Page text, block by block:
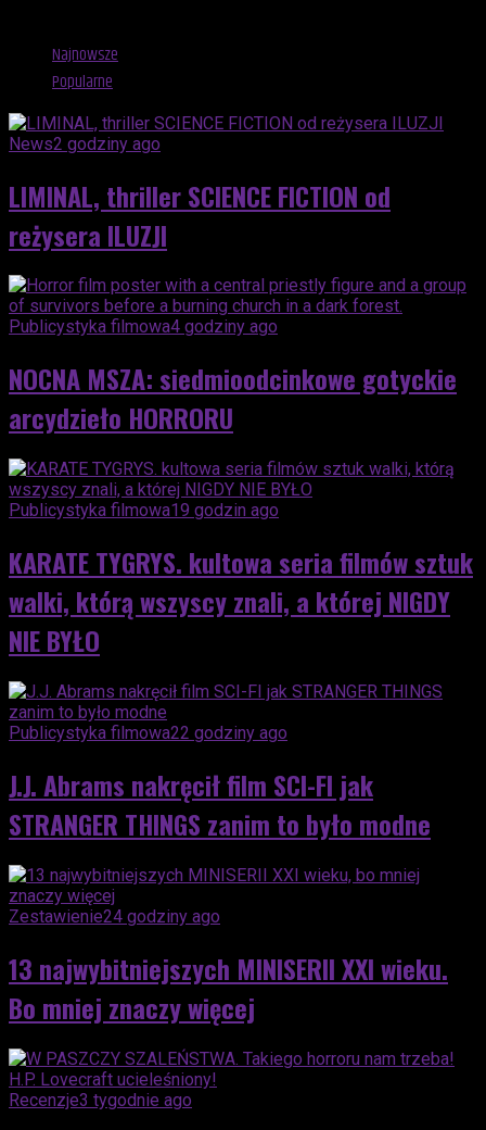
Najnowsze
Popularne
News2 godziny ago
LIMINAL, thriller SCIENCE FICTION od
reżysera ILUZJI
Publicystyka filmowa4 godziny ago
NOCNA MSZA: siedmioodcinkowe gotyckie
arcydzieło HORRORU
Publicystyka filmowa19 godzin ago
KARATE TYGRYS. kultowa seria filmów sztuk
walki, którą wszyscy znali, a której NIGDY
NIE BYŁO
Publicystyka filmowa22 godziny ago
J.J. Abrams nakręcił film SCI-FI jak
STRANGER THINGS zanim to było modne
Zestawienie24 godziny ago
13 najwybitniejszych MINISERII XXI wieku.
Bo mniej znaczy więcej
Recenzje3 tygodnie ago